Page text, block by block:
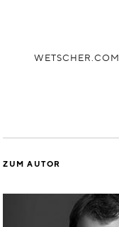
WETSCHER.COM
ZUM AUTOR